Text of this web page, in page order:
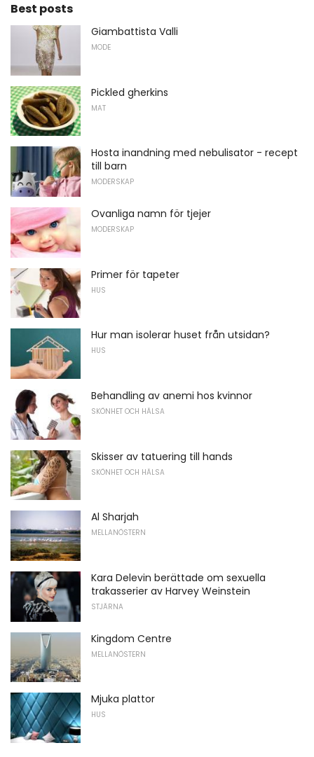
Best posts
Giambattista Valli
MODE
Pickled gherkins
MAT
Hosta inandning med nebulisator - recept
till barn
MODERSKAP
Ovanliga namn för tjejer
MODERSKAP
Primer för tapeter
HUS
Hur man isolerar huset från utsidan?
HUS
Behandling av anemi hos kvinnor
SKÖNHET OCH HÄLSA
Skisser av tatuering till hands
SKÖNHET OCH HÄLSA
Al Sharjah
MELLANÖSTERN
Kara Delevin berättade om sexuella
trakasserier av Harvey Weinstein
STJÄRNA
Kingdom Centre
MELLANÖSTERN
Mjuka plattor
HUS